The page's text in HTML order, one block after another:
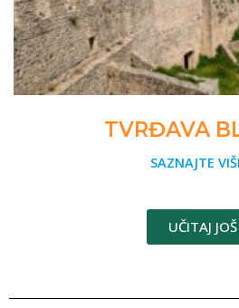
TVRĐAVA
SAZNAJTE
UČITAJ JOŠ